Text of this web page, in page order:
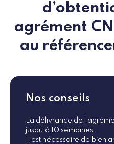
agrément
au
Nos conseils
La délivrance de
jusqu’à 10 semaines.
Il est nécessaire de bien